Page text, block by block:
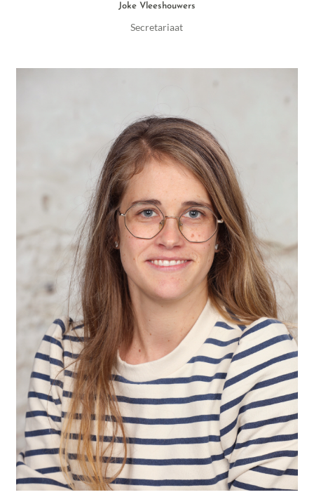
Joke Vleeshouwers
Secretariaat